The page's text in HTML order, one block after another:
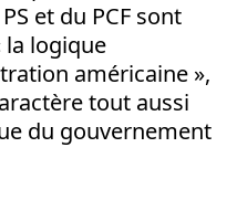
et du PCF sont
la logique
américaine »,
tout aussi
du gouvernement